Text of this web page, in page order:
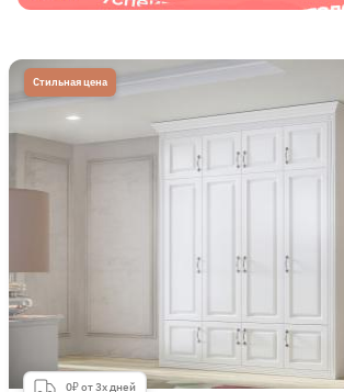
Стильная цена
0₽ от 3х дней